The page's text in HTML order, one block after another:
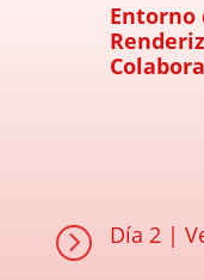
Entorno
= Día 2 |